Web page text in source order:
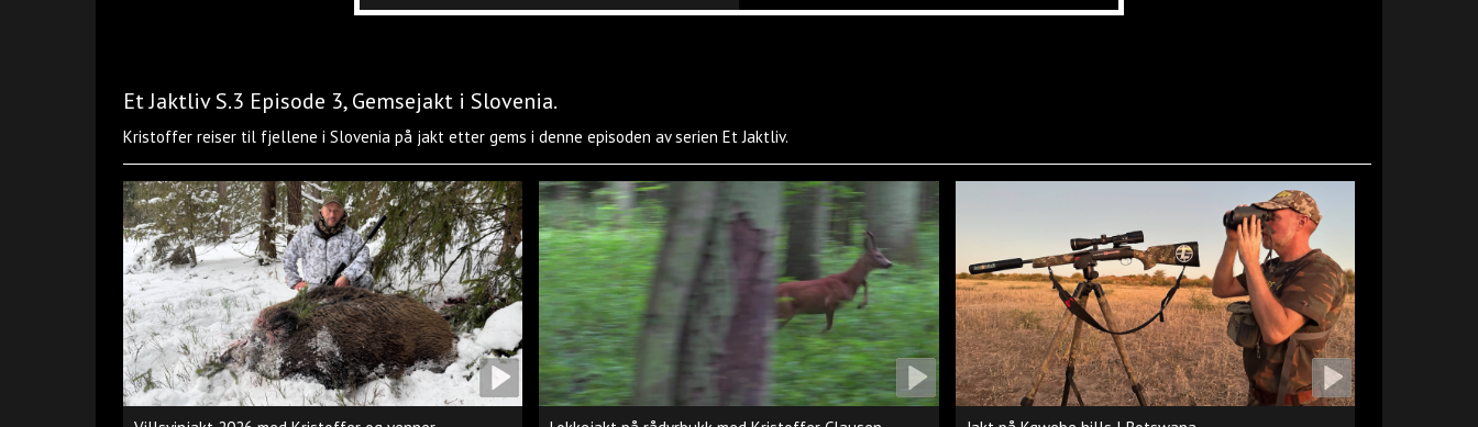
Et Jaktliv S.3 Episode 3, Gemsejakt i Slovenia.
Kristoffer reiser til fjellene i Slovenia på jakt etter gems i denne episoden av serien Et Jaktliv.